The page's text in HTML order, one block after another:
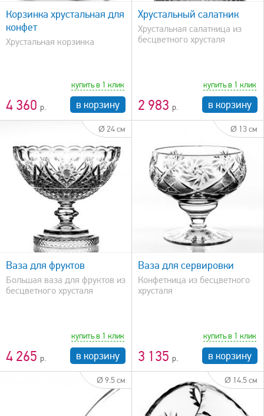
Корзинка хрустальная для
конфет
Хрустальная корзинка
4 360
купить в 1 клик
в корзину
Хрустальный салатник
Хрустальная салатница из
бесцветного хрусталя
2 983
купить в 1 клик
в корзину
Ø 24 см
Ваза для фруктов
Большая ваза для фруктов из
бесцветного хрусталя
4 265
купить в 1 клик
в корзину
Ø 13 см
быстрый просмотр
Ваза для сервировки
Конфетница из бесцветного
хрусталя
3 135
купить в 1 клик
в корзину
Ø 9.5 см Ø 14.5 см